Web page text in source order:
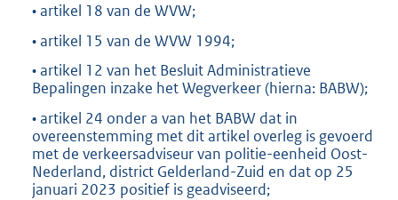
• artikel 18 van de WVW;
• artikel 15 van de WVW 1994;
• artikel 12 van het Besluit Administratieve
Bepalingen inzake het Wegverkeer (hierna: BABW);
• artikel 24 onder a van het BABW dat in
overeenstemming met dit artikel overleg is gevoerd
met de verkeersadviseur van politie-eenheid Oost-
Nederland, district Gelderland-Zuid en dat op 25
januari 2023 positief is geadviseerd;